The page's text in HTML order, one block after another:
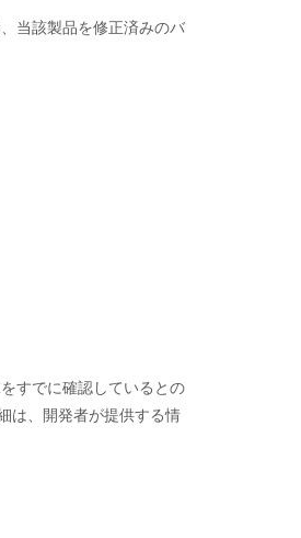
当該製品を修正済みのバ
すでに確認しているとの
は、開発者が提供する情